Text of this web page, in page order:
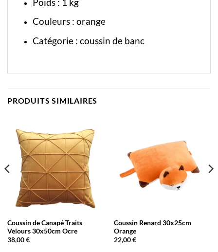
Couleurs : orange
Catégorie : coussin de banc
PRODUITS SIMILAIRES
Coussin de Canapé Traits
Velours 30x50cm Ocre
38,00€
Coussin Renard 30x25cm
Orange
22,00€